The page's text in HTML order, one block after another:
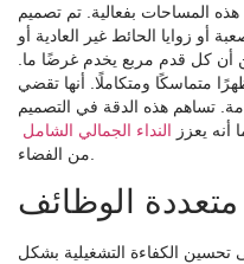
المساحات بفعالية. تم تصميم
أو زوايا الحائط غير العادية أو
أن كل قدم مربع يخدم غرضًا ما.
متماسكًا ومتكاملًا. أنها تقضي
تساهم هذه الدقة في التصميم
يعزز النداء الجمالي الشامل
الوظائف
تحسين الكفاءة التشغيلية بشكل